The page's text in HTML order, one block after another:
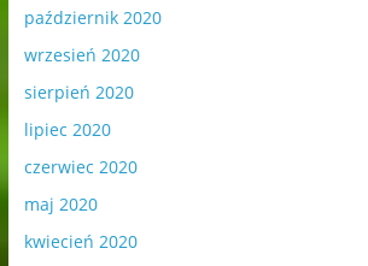
październik 2020
wrzesień 2020
sierpień 2020
lipiec 2020
czerwiec 2020
maj 2020
kwiecień 2020